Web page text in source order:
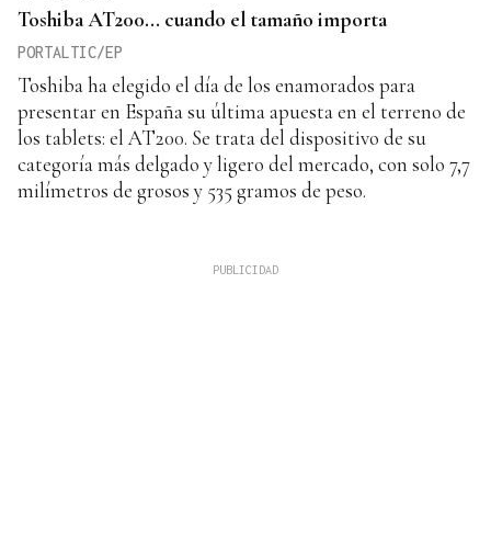
Toshiba AT200... cuando el tamaño importa
PORTALTIC/EP
Toshiba ha elegido el día de los enamorados para
presentar en España su última apuesta en el terreno de
los tablets: el AT200. Se trata del dispositivo de su
categoría más delgado y ligero del mercado, con solo 7,7
milímetros de grosos y 535 gramos de peso.